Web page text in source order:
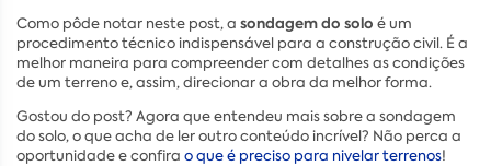
Como pôde notar neste post, a sondagem do solo é um
procedimento técnico indispensável para a construção civil. É a
melhor maneira para compreender com detalhes as condições
de um terreno e, assim, direcionar a obra da melhor forma.
Gostou do post? Agora que entendeu mais sobre a sondagem
do solo, o que acha de ler outro conteúdo incrível? Não perca a
oportunidade e confira o que é preciso para nivelar terrenos!